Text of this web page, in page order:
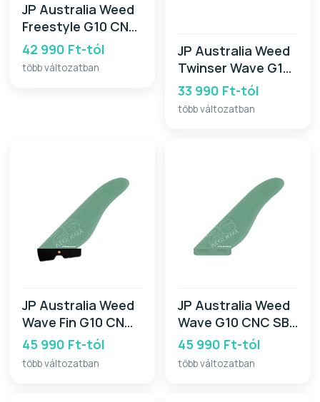
JP Australia Weed
Freestyle G10 CNC
PB 2026
42 990 Ft-tól
több változatban
JP Australia Weed
Twinser Wave G10
SB 2026
33 990 Ft-tól
több változatban
JP Australia Weed
Wave Fin G10 CNC
PB 2026
45 990 Ft-tól
több változatban
JP Australia Weed
Wave G10 CNC SB
2026
45 990 Ft-tól
több változatban